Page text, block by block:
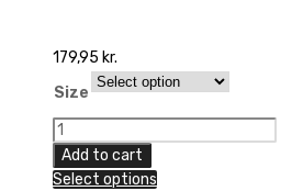
179,95 kr.
Size
UFO
Off-
Road
Add to cart
Select options